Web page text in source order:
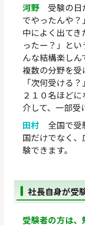
河野受験の日
でやったんや
中によく出て
ったー？」と
んな結構楽しん
複数の分野を受
「次何受ける
２１０名ほど
介して、一部受
田村 全国で受
国だけでなく
験できます。
社長自身が受
受験者の方は